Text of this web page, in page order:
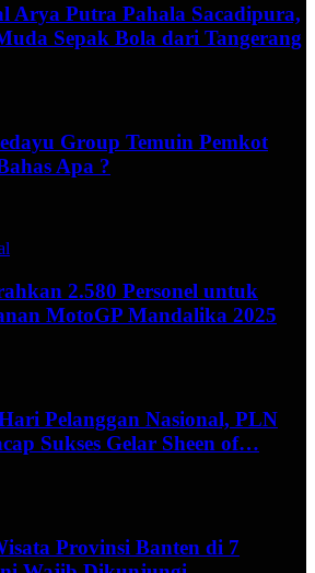
Arya Putra Pahala Sacadipura,
Sepak Bola dari Tangerang
Group Temuin Pemkot
Apa ?
2.580 Personel untuk
MotoGP Mandalika 2025
Pelanggan Nasional, PLN
Sukses Gelar Sheen of…
Provinsi Banten di 7